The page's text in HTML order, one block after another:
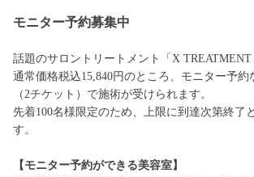
モニター予約募集中
話題のサロントリートメント「X TREATMENT
通常価格税込15,840円のところ、モニター予約
（2チケット）で施術が受けられます。
先着100名様限定のため、上限に到達次第終了
す。
【モニター予約ができる美容室】